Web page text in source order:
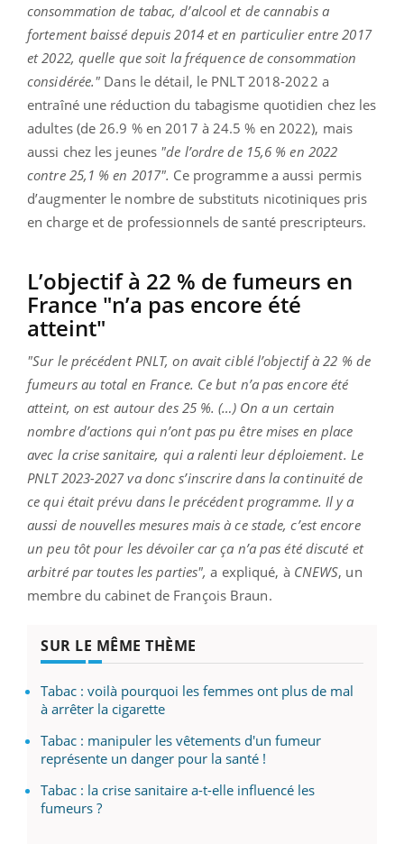
consommation de tabac, d’alcool et de cannabis a
fortement baissé depuis 2014 et en particulier entre 2017
et 2022, quelle que soit la fréquence de consommation
considérée." Dans le détail, le PNLT 2018-2022 a
entraîné une réduction du tabagisme quotidien chez les
adultes (de 26.9 % en 2017 à 24.5 % en 2022), mais
aussi chez les jeunes "de l’ordre de 15,6 % en 2022
contre 25,1 % en 2017". Ce programme a aussi permis
d’augmenter le nombre de substituts nicotiniques pris
en charge et de professionnels de santé prescripteurs.
L’objectif à 22 % de fumeurs en
France "n’a pas encore été
atteint"
"Sur le précédent PNLT, on avait ciblé l’objectif à 22 % de
fumeurs au total en France. Ce but n’a pas encore été
atteint, on est autour des 25 %. (…) On a un certain
nombre d’actions qui n’ont pas pu être mises en place
avec la crise sanitaire, qui a ralenti leur déploiement. Le
PNLT 2023-2027 va donc s’inscrire dans la continuité de
ce qui était prévu dans le précédent programme. Il y a
aussi de nouvelles mesures mais à ce stade, c’est encore
un peu tôt pour les dévoiler car ça n’a pas été discuté et
arbitré par toutes les parties", a expliqué, à CNEWS, un
membre du cabinet de François Braun.
SUR LE MÊME THÈME
Tabac : voilà pourquoi les femmes ont plus de mal
à arrêter la cigarette
Tabac : manipuler les vêtements d'un fumeur
représente un danger pour la santé !
Tabac : la crise sanitaire a-t-elle influencé les
fumeurs ?